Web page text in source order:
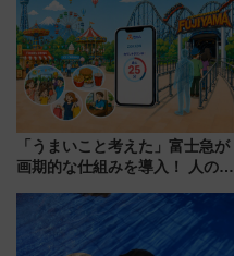
「うまいこと考えた」富士急が
画期的な仕組みを導入！ 人のか
ん」始動